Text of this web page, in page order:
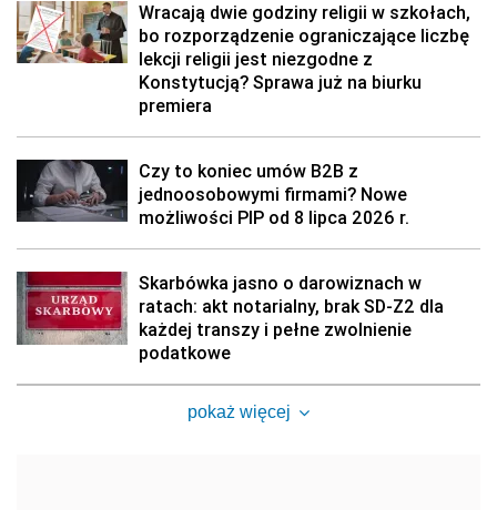
Wracają dwie godziny religii w szkołach,
bo rozporządzenie ograniczające liczbę
lekcji religii jest niezgodne z
Konstytucją? Sprawa już na biurku
premiera
Czy to koniec umów B2B z
jednoosobowymi firmami? Nowe
możliwości PIP od 8 lipca 2026 r.
Skarbówka jasno o darowiznach w
ratach: akt notarialny, brak SD-Z2 dla
każdej transzy i pełne zwolnienie
podatkowe
pokaż więcej